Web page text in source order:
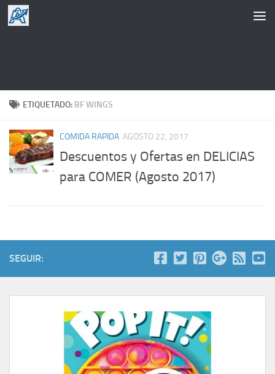
Saltar al contenido
ETIQUETADO: BF WINGS
COMIDA RAPIDA AGOSTO 22, 2017
Descuentos y Ofertas en DELICIAS
para COMER (Agosto 2017)
SEGUIR: